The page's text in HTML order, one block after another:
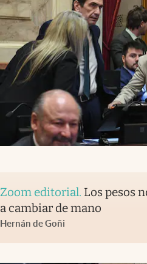
Zoom editorial. Los pesos
a cambiar de mano
Hernán de Goñi